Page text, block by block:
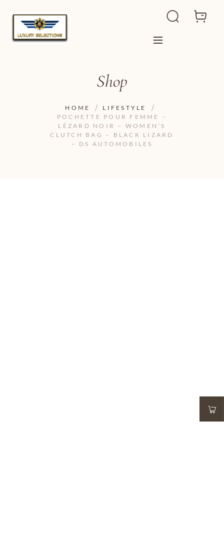
Shop
HOME
LIFESTYLE
POCHETTE POUR FEMME –
LÉZARD NOIR – WOMEN’S
CLUTCH BAG – BLACK LIZARD
– DS AUTOMOBILES